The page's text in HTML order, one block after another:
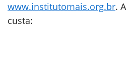
www.institutomais.org.br.
custa: